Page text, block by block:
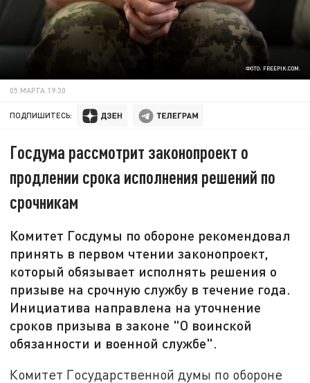
ФОТО: FREEPIK.COM.
05 МАРТА 19:30
ПОДПИШИТЕСЬ:
Госдума рассмотрит законопроект о
продлении срока исполнения решений по
срочникам
Комитет Госдумы по обороне рекомендовал
принять в первом чтении законопроект,
который обязывает исполнять решения о
призыве на срочную службу в течение года.
Инициатива направлена на уточнение
сроков призыва в законе "О воинской
обязанности и военной службе".
Комитет Государственной думы по обороне